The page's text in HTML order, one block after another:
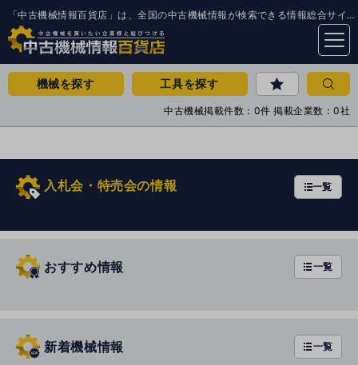
「中古機械情報百貨店」は、全国の中古機械情報が検索できる情報総合サイトです。
menu
機械を探す 工具を探す
中古機械掲載件数：0件 掲載企業数：0社
入札会・特売会の情報 一覧
おすすめ情報 一覧
新着機械情報 一覧